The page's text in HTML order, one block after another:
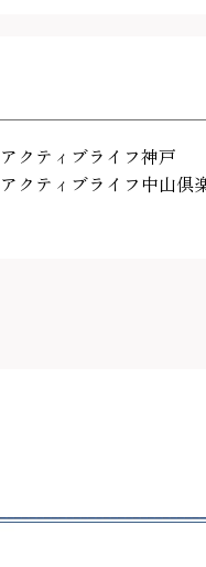
アクティブライフ神戸
アクティブライフ中山倶